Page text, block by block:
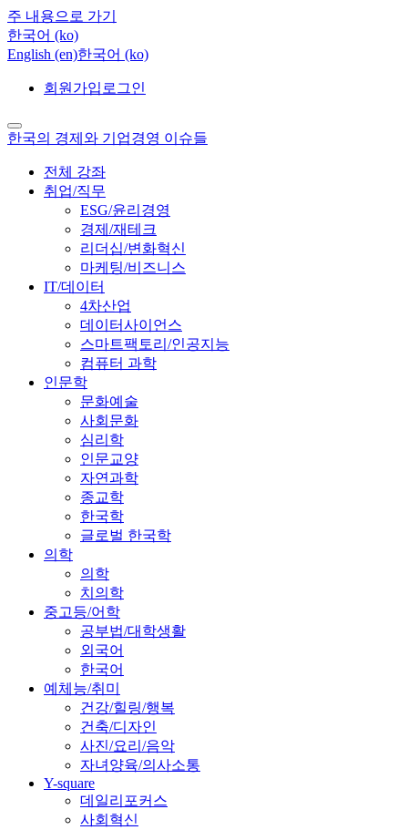
주 내용으로 가기
한국어 ‎(ko)‎
English ‎(en)‎한국어 ‎(ko)‎
회원가입 로그인
한국의 경제와 기업경영 이슈들
전체 강좌
취업/직무
ESG/윤리경영
경제/재테크
리더십/변화혁신
마케팅/비즈니스
IT/데이터
4차산업
데이터사이언스
스마트팩토리/인공지능
컴퓨터 과학
인문학
문화예술
사회문화
심리학
인문교양
자연과학
종교학
한국학
글로벌 한국학
의학
의학
치의학
중고등/어학
공부법/대학생활
외국어
한국어
예체능/취미
건강/힐링/행복
건축/디자인
사진/요리/음악
자녀양육/의사소통
Y-square
데일리포커스
사회혁신